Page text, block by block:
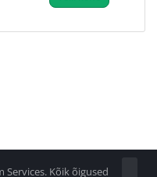
Kõik õigused